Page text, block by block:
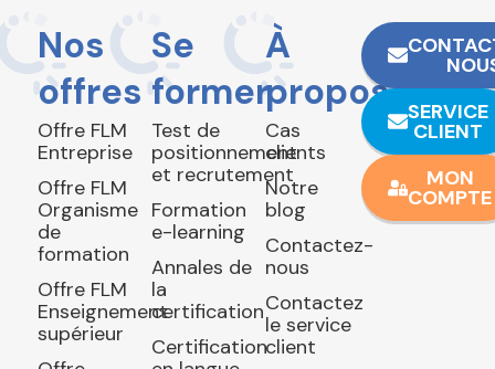
Nos
offres
Offre FLM
Entreprise
Offre FLM
Organisme
de
formation
Offre FLM
Enseignement
supérieur
Se
former
Test de
positionnement
et recrutement
Formation
e-learning
Annales de
la
certification
Certification
À
propos
Cas
clients
Notre
blog
Contactez-
nous
Contactez
le service
client
SERVICE
CLIENT
MON
COMPTE